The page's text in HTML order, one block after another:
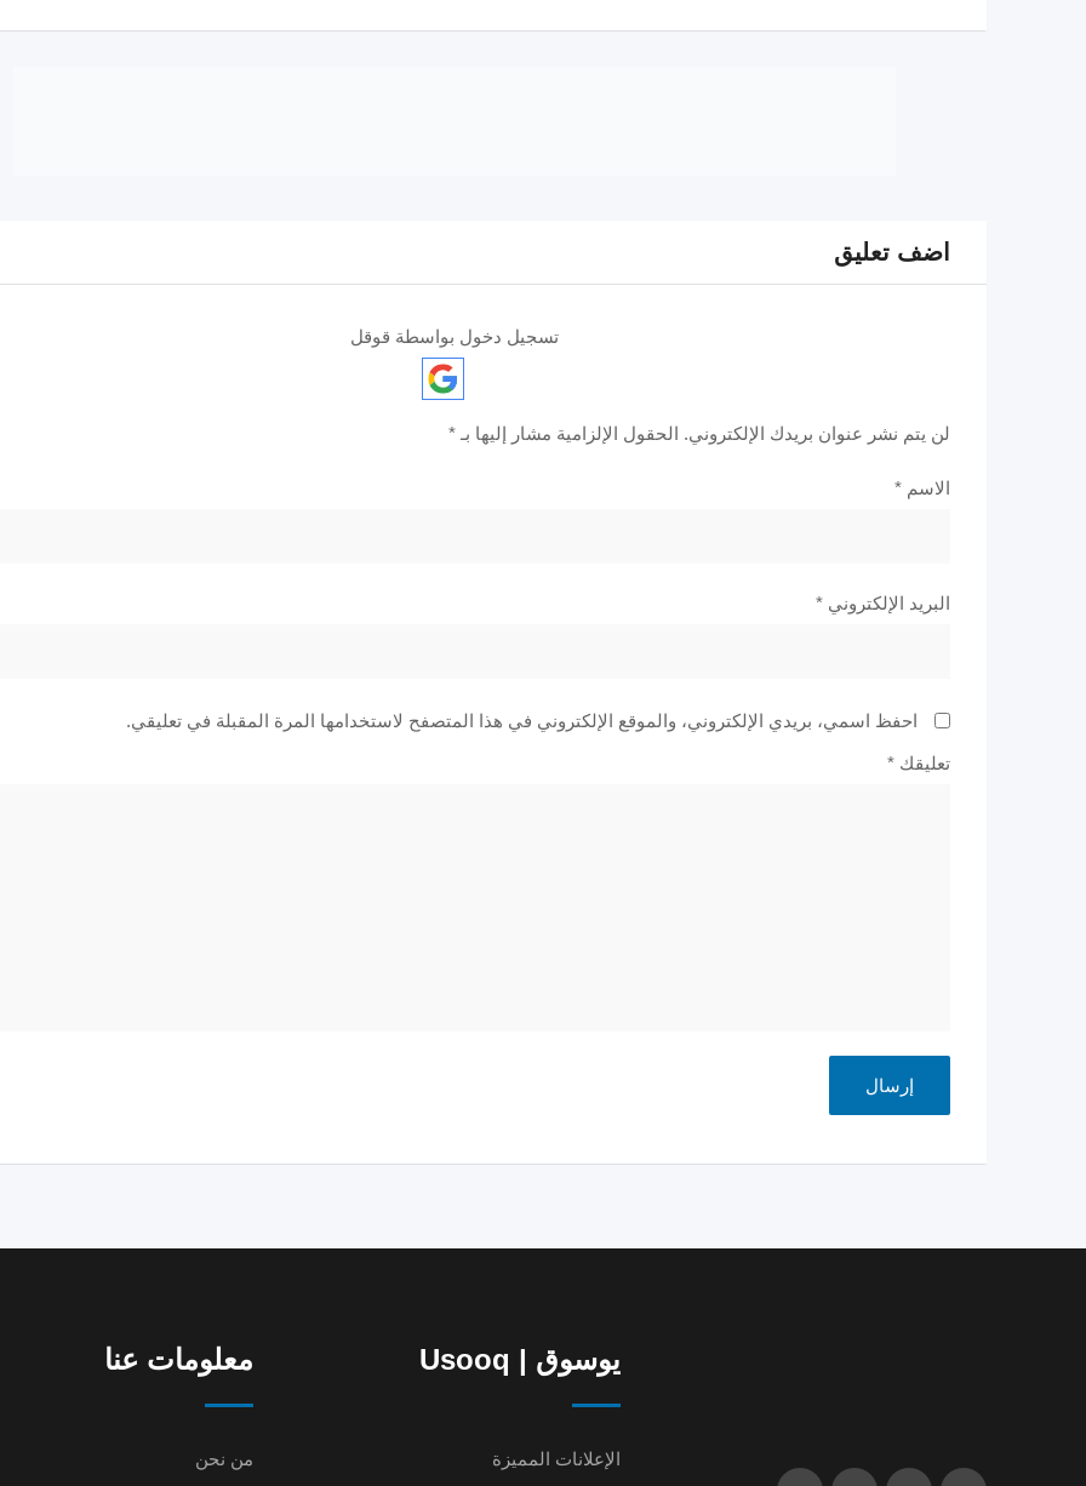
اضف تعليق
تسجيل دخول بواسطة قوقل
لن يتم نشر عنوان بريدك الإلكتروني. الحقول الإلزامية مشار إليها بـ *
الاسم *
البريد الإلكتروني *
احفظ اسمي، بريدي الإلكتروني، والموقع الإلكتروني في هذا المتصفح لاستخدامها المرة المقبلة في تعليقي.
تعليقك *
يوسوق | Usooq
الإعلانات المميزة
معلومات عنا
من نحن